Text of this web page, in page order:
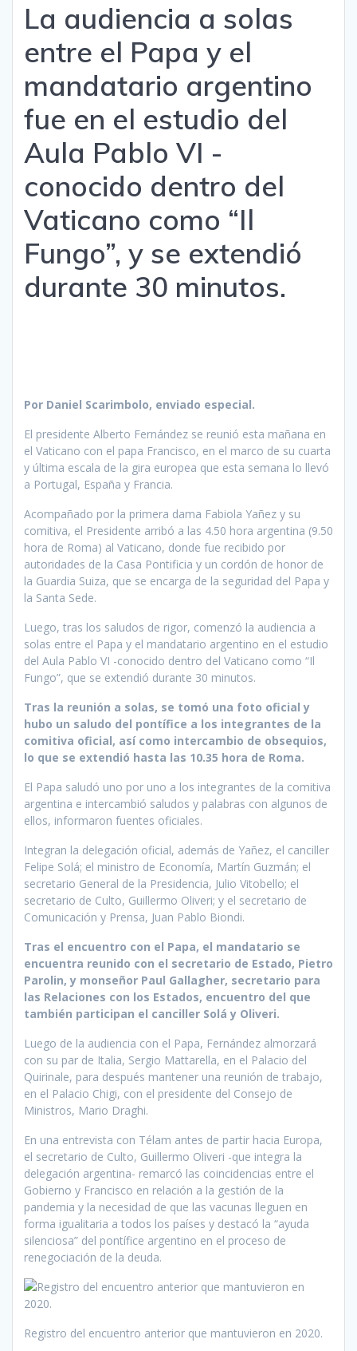
La audiencia a solas
entre el Papa y el
mandatario argentino
fue en el estudio del
Aula Pablo VI -
conocido dentro del
Vaticano como “Il
Fungo”, y se extendió
durante 30 minutos.
Por Daniel Scarimbolo, enviado especial.
El presidente Alberto Fernández se reunió esta mañana en
el Vaticano con el papa Francisco, en el marco de su cuarta
y última escala de la gira europea que esta semana lo llevó
a Portugal, España y Francia.
Acompañado por la primera dama Fabiola Yañez y su
comitiva, el Presidente arribó a las 4.50 hora argentina (9.50
hora de Roma) al Vaticano, donde fue recibido por
autoridades de la Casa Pontificia y un cordón de honor de
la Guardia Suiza, que se encarga de la seguridad del Papa y
la Santa Sede.
Luego, tras los saludos de rigor, comenzó la audiencia a
solas entre el Papa y el mandatario argentino en el estudio
del Aula Pablo VI -conocido dentro del Vaticano como “Il
Fungo”, que se extendió durante 30 minutos.
Tras la reunión a solas, se tomó una foto oficial y
hubo un saludo del pontífice a los integrantes de la
comitiva oficial, así como intercambio de obsequios,
lo que se extendió hasta las 10.35 hora de Roma.
El Papa saludó uno por uno a los integrantes de la comitiva
argentina e intercambió saludos y palabras con algunos de
ellos, informaron fuentes oficiales.
Integran la delegación oficial, además de Yañez, el canciller
Felipe Solá; el ministro de Economía, Martín Guzmán; el
secretario General de la Presidencia, Julio Vitobello; el
secretario de Culto, Guillermo Oliveri; y el secretario de
Comunicación y Prensa, Juan Pablo Biondi.
Tras el encuentro con el Papa, el mandatario se
encuentra reunido con el secretario de Estado, Pietro
Parolin, y monseñor Paul Gallagher, secretario para
las Relaciones con los Estados, encuentro del que
también participan el canciller Solá y Oliveri.
Luego de la audiencia con el Papa, Fernández almorzará
con su par de Italia, Sergio Mattarella, en el Palacio del
Quirinale, para después mantener una reunión de trabajo,
en el Palacio Chigi, con el presidente del Consejo de
Ministros, Mario Draghi.
En una entrevista con Télam antes de partir hacia Europa,
el secretario de Culto, Guillermo Oliveri -que integra la
delegación argentina- remarcó las coincidencias entre el
Gobierno y Francisco en relación a la gestión de la
pandemia y la necesidad de que las vacunas lleguen en
forma igualitaria a todos los países y destacó la “ayuda
silenciosa” del pontífice argentino en el proceso de
renegociación de la deuda.
Registro del encuentro anterior que mantuvieron en 2020.